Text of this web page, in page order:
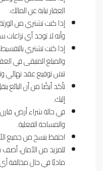
العقار نيابة عن المالك.
إذا كنت تشتري من
وأنه لا توجد أي
إذا كنت تشتري
والمبلغ المتبقى في
تنسَ توقيع عقد نهائي
تأكد أيضًا من أن البائع
إليك.
في حالة شراء أرض،
والمساحة الفعلية.
احتفظ بنسخ من جميع
للمزيد من الأمان،
ماديًا في حال مخالفة